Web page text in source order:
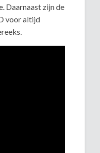
Daarnaast zijn de
voor altijd